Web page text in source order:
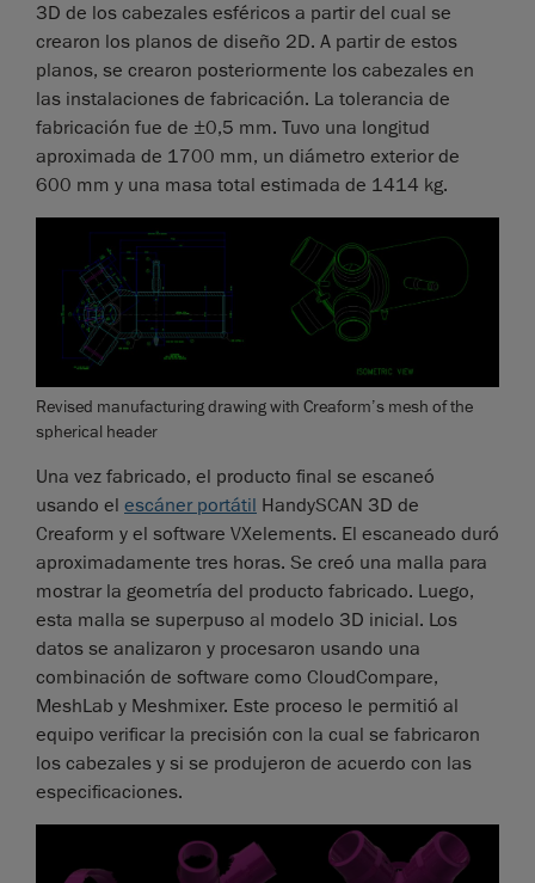
3D de los cabezales esféricos a partir del cual se
crearon los planos de diseño 2D. A partir de estos
planos, se crearon posteriormente los cabezales en
las instalaciones de fabricación. La tolerancia de
fabricación fue de ±0,5 mm. Tuvo una longitud
aproximada de 1700 mm, un diámetro exterior de
600 mm y una masa total estimada de 1414 kg.
Revised manufacturing drawing with Creaform’s mesh of the
spherical header
Una vez fabricado, el producto final se escaneó
usando el escáner portátil HandySCAN 3D de
Creaform y el software VXelements. El escaneado duró
aproximadamente tres horas. Se creó una malla para
mostrar la geometría del producto fabricado. Luego,
esta malla se superpuso al modelo 3D inicial. Los
datos se analizaron y procesaron usando una
combinación de software como CloudCompare,
MeshLab y Meshmixer. Este proceso le permitió al
equipo verificar la precisión con la cual se fabricaron
los cabezales y si se produjeron de acuerdo con las
especificaciones.